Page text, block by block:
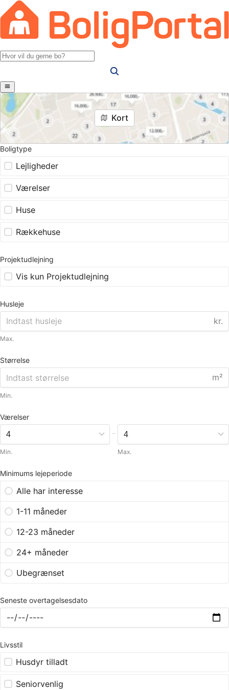
Kort
Boligtype
Lejligheder
Værelser
Huse
Rækkehuse
Projektudlejning
Vis kun Projektudlejning
Husleje
kr.
Max.
Størrelse
m²
Min.
Værelser
Min.
-
Max.
Minimums lejeperiode
Alle har interesse
1-11 måneder
12-23 måneder
24+ måneder
Ubegrænset
Seneste overtagelsesdato
Livsstil
Husdyr tilladt
Seniorvenlig